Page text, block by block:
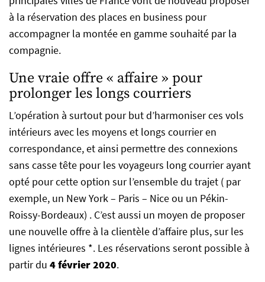
à la réservation des places en business pour
accompagner la montée en gamme souhaité par la
compagnie.
Une vraie offre « affaire » pour
prolonger les longs courriers
L’opération à surtout pour but d’harmoniser ces vols
intérieurs avec les moyens et longs courrier en
correspondance, et ainsi permettre des connexions
sans casse tête pour les voyageurs long courrier ayant
opté pour cette option sur l’ensemble du trajet ( par
exemple, un New York – Paris – Nice ou un Pékin-
Roissy-Bordeaux) . C’est aussi un moyen de proposer
une nouvelle offre à la clientèle d’affaire plus, sur les
lignes intérieures *. Les réservations seront possible à
partir du 4 février 2020.